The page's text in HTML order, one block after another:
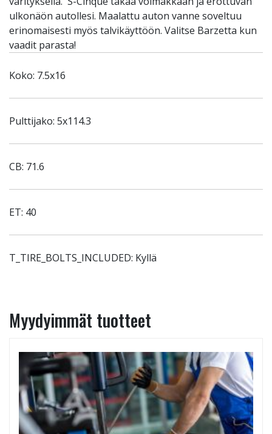
ulkonäön autollesi. Maalattu auton vanne soveltuu
erinomaisesti myös talvikäyttöön. Valitse Barzetta kun
vaadit parasta!
Koko: 7.5x16
Pulttijako: 5x114.3
CB: 71.6
ET: 40
T_TIRE_BOLTS_INCLUDED: Kyllä
Myydyimmät tuotteet